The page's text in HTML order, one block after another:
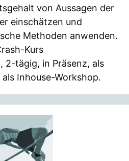
von Aussagen der
einschätzen und
Methoden anwenden.
Kurs
2-tägig, in Präsenz, als
Inhouse-Workshop.